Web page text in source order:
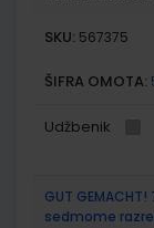
SKU: 567375
ŠIFRA OMOTA:
Udžbenik
GUT
sedmome